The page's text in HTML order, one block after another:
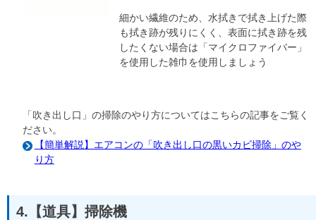
細かい繊維のため、水拭きで拭き上げた際
も拭き跡が残りにくく、表面に拭き跡を残
したくない場合は「マイクロファイバー」
を使用した雑巾を使用しましょう
「吹き出し口」の掃除のやり方についてはこちらの記事をご覧く
ださい。
【簡単解説】エアコンの「吹き出し口の黒いカビ掃除」のや
り方
4.【道具】掃除機